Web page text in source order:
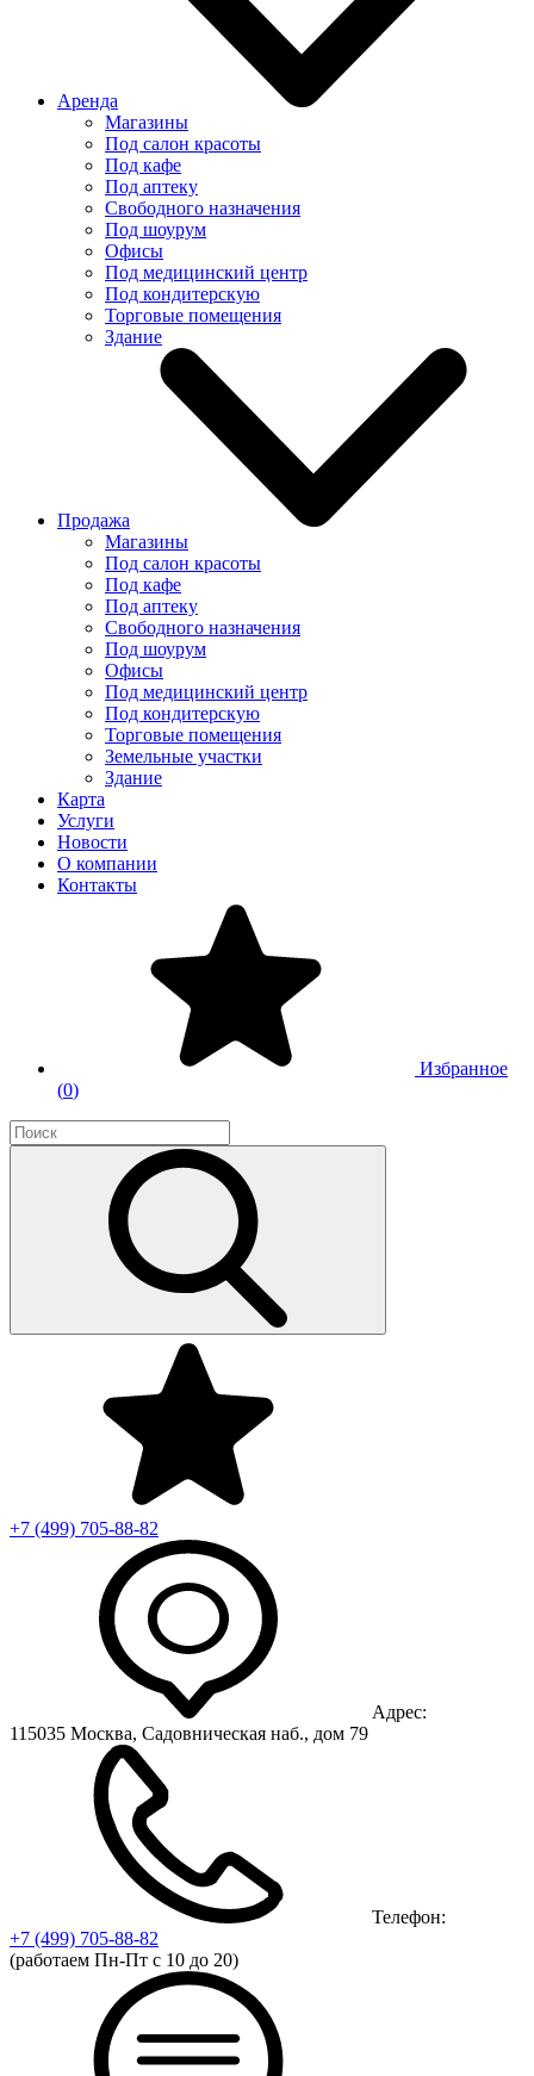
Аренда
Магазины
Под салон красоты
Под кафе
Под аптеку
Свободного назначения
Под шоурум
Офисы
Под медицинский центр
Под кондитерскую
Торговые помещения
Здание
Продажа
Магазины
Под салон красоты
Под кафе
Под аптеку
Свободного назначения
Под шоурум
Офисы
Под медицинский центр
Под кондитерскую
Торговые помещения
Земельные участки
Здание
Карта
Услуги
Новости
О компании
Контакты
Избранное
(0)
+7 (499) 705-88-82
Адрес:
115035 Москва, Садовническая наб., дом 79
Телефон:
+7 (499) 705-88-82
(работаем Пн-Пт с 10 до 20)